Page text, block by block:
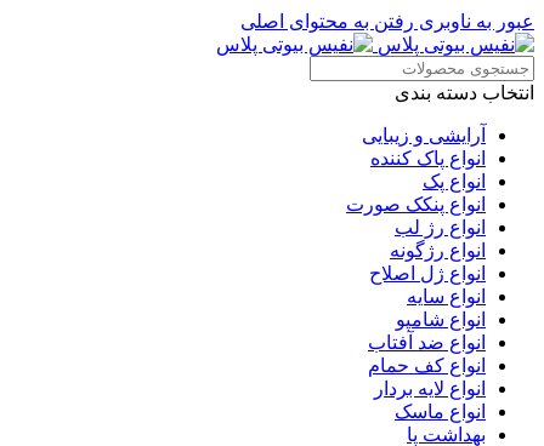
عبور به ناوبری رفتن به محتوای اصلی
انتخاب دسته بندی
آرایشی و زیبایی
انواع پاک کننده
انواع پک
انواع پنکک صورت
انواع رژ لب
انواع رژگونه
انواع ژل اصلاح
انواع سایه
انواع شامپو
انواع ضد آفتاب
انواع کف حمام
انواع لایه بردار
انواع ماسک
بهداشت پا